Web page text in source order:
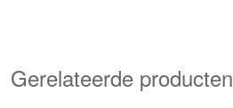
Gerelateerde producten